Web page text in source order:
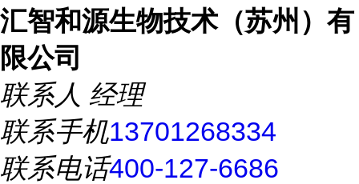
汇智和源生物技术（苏州）有
限公司
联系人 经理
联系手机13701268334
联系电话400-127-6686